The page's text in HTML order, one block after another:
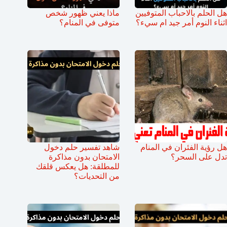
هل الحلم بالاحباب المتوفيين
اثناء النوم أمر جيد ام سيء؟
ماذا يعني ظهور شخص
متوفى في المنام؟
هل رؤية الفئران في المنام
تدل على السحر؟
شاهد تفسير حلم دخول
الامتحان بدون مذاكرة
للمطلقة: هل يعكس قلقك
من التحديات؟